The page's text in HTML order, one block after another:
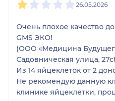
26.05.2026
Очень плохое качество
GMS ЭКО!
(ООО «Медицина
Садовническая улица,
Из 14 яйцеклеток от 2
Не рекомендую данную
клинике яйцеклетки,